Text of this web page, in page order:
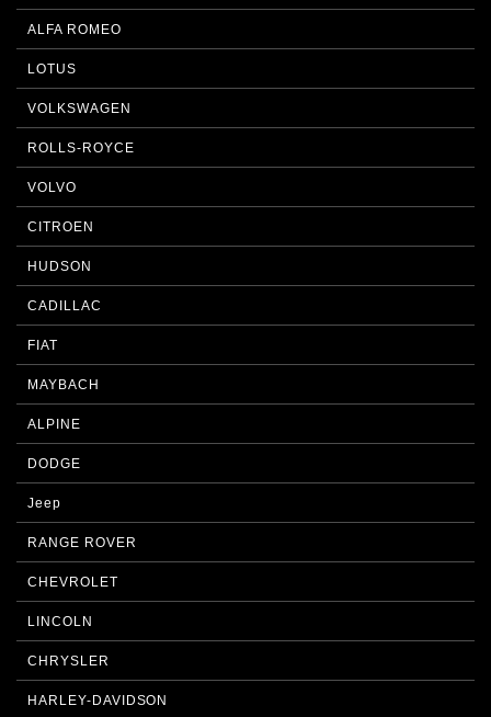
ALFA ROMEO
LOTUS
VOLKSWAGEN
ROLLS-ROYCE
VOLVO
CITROEN
HUDSON
CADILLAC
FIAT
MAYBACH
ALPINE
DODGE
Jeep
RANGE ROVER
CHEVROLET
LINCOLN
CHRYSLER
HARLEY-DAVIDSON